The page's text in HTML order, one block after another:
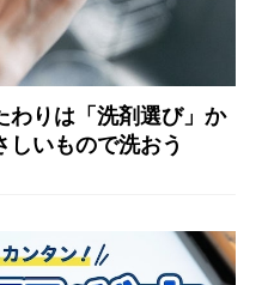
わりは「洗剤選び」か
しいもので洗おう